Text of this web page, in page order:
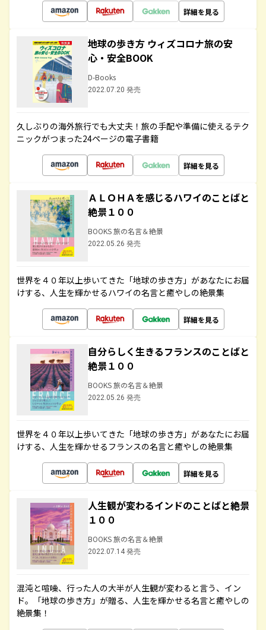
詳細を見る
地球の歩き方 ウィズコロナ旅の安
心・安全BOOK
D-Books
2022.07.20 発売
久しぶりの海外旅行でも大丈夫！旅の手配や準備に使えるテク
ニックがつまった24ページの電子書籍
詳細を見る
ＡＬＯＨＡを感じるハワイのことばと
絶景１００
BOOKS 旅の名言＆絶景
2022.05.26 発売
世界を４０年以上歩いてきた「地球の歩き方」があなたにお届
けする、人生を輝かせるハワイの名言と癒やしの絶景集
詳細を見る
自分らしく生きるフランスのことばと
絶景１００
BOOKS 旅の名言＆絶景
2022.05.26 発売
世界を４０年以上歩いてきた「地球の歩き方」があなたにお届
けする、人生を輝かせるフランスの名言と癒やしの絶景集
詳細を見る
人生観が変わるインドのことばと絶景
１００
BOOKS 旅の名言＆絶景
2022.07.14 発売
混沌と喧噪、行った人の大半が人生観が変わると言う、イン
ド。「地球の歩き方」が贈る、人生を輝かせる名言と癒やしの
絶景集！